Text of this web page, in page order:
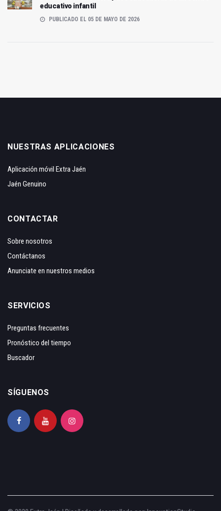
educativo infantil
PUBLICADO EL 05 DE MAYO DE 2026
NUESTRAS APLICACIONES
Aplicación móvil Extra Jaén
Jaén Genuino
CONTACTAR
Sobre nosotros
Contáctanos
Anunciate en nuestros medios
SERVICIOS
Preguntas frecuentes
Pronóstico del tiempo
Buscador
SÍGUENOS